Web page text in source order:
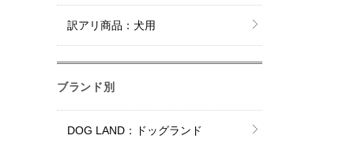
訳アリ商品：犬用
ブランド別
DOG LAND：ドッグランド